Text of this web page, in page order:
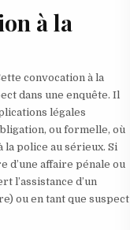
à la
convocation à la
dans une enquête. Il
légales
ou formelle, où
police au sérieux. Si
d’une affaire pénale ou
l’assistance d’un
ou en tant que suspect